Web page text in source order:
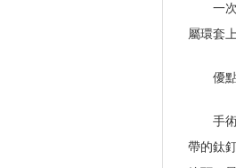
一
屬環套
優
手
帶的鈦